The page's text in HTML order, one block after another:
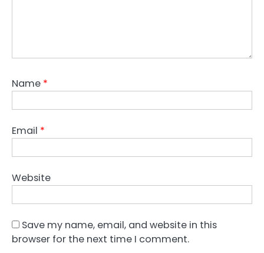
Name *
Email *
Website
Save my name, email, and website in this
browser for the next time I comment.